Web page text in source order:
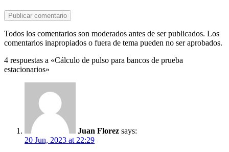
Todos los comentarios son moderados antes de ser publicados. Los
comentarios inapropiados o fuera de tema pueden no ser aprobados.
4 respuestas a «Cálculo de pulso para bancos de prueba
estacionarios»
Juan Florez says:
20 Jun, 2023 at 22:29